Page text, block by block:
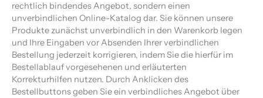
rechtlich bindendes Angebot, sondern einen
unverbindlichen Online-Katalog dar. Sie können unsere
Produkte zunächst unverbindlich in den Warenkorb legen
und Ihre Eingaben vor Absenden Ihrer verbindlichen
Bestellung jederzeit korrigieren, indem Sie die hierfür im
Bestellablauf vorgesehenen und erläuterten
Korrekturhilfen nutzen. Durch Anklicken des
Bestellbuttons geben Sie ein verbindliches Angebot über